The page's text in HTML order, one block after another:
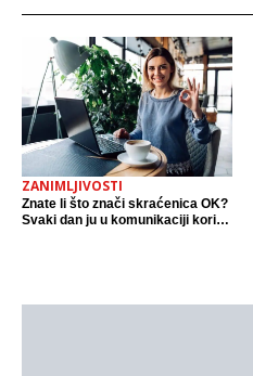
ZANIMLJIVOSTI
Znate li što znači skraćenica OK?
Svaki dan ju u komunikaciji koristi